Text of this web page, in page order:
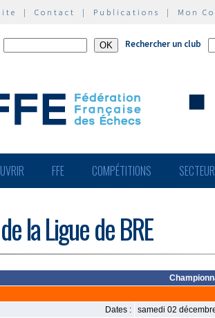
| Contact | Publications | Mon
Rechercher un club
FFE COMPÉTITIONS
la Ligue de BRE
Dates :
samedi 02